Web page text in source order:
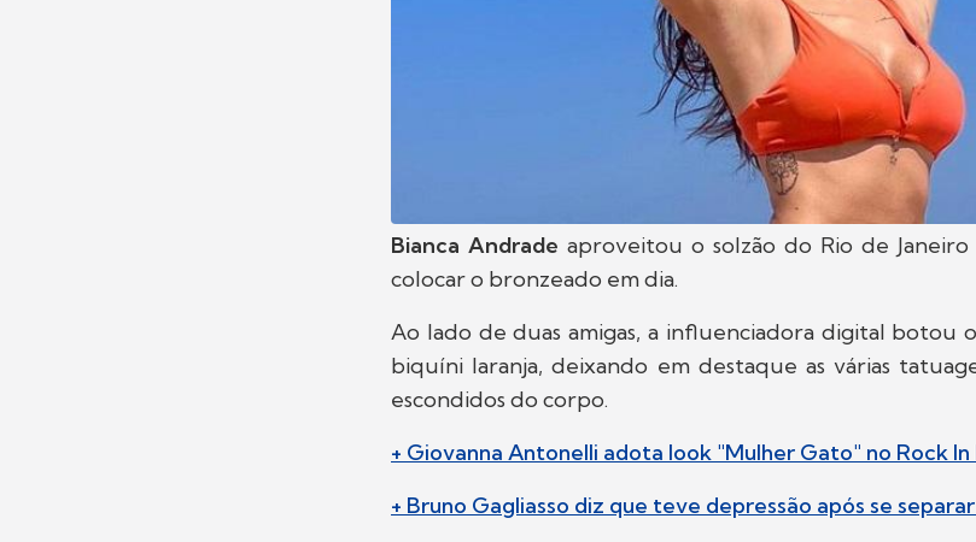
Bianca Andrade aproveitou o solzão do Rio de
colocar o bronzeado em dia.
Ao lado de duas amigas, a influenciadora digital botou
biquíni laranja, deixando em destaque as várias
escondidos do corpo.
+ Giovanna Antonelli adota look "Mulher Gato" no Rock In
+ Bruno Gagliasso diz que teve depressão após se